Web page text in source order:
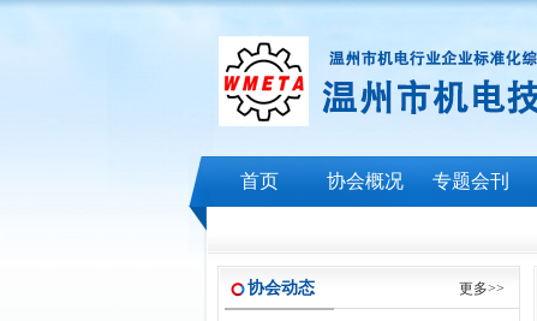
首页 协会概况 专题会刊
协会动态 更多>>